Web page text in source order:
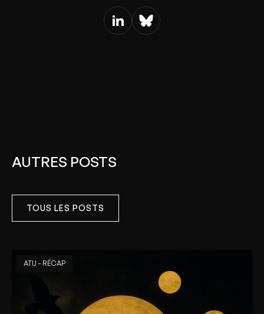
AUTRES POSTS
TOUS LES POSTS
ATU - RÉCAP